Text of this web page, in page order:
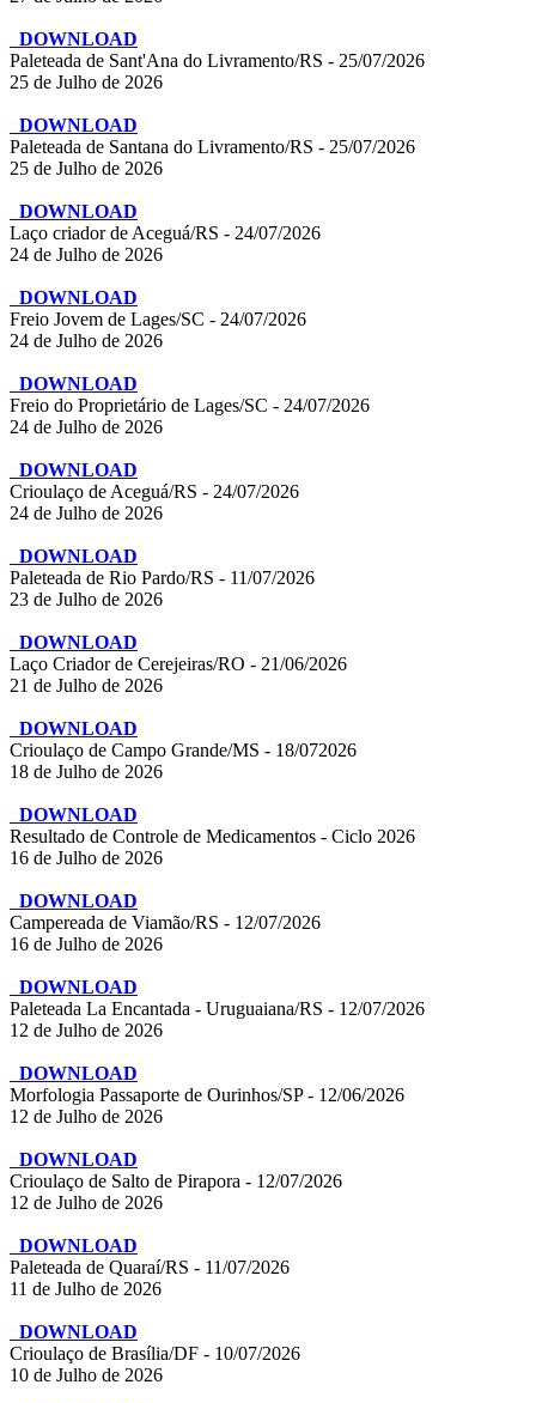
DOWNLOAD
Paleteada de Sant'Ana do Livramento/RS - 25/07/2026
25 de Julho de 2026
DOWNLOAD
Paleteada de Santana do Livramento/RS - 25/07/2026
25 de Julho de 2026
DOWNLOAD
Laço criador de Aceguá/RS - 24/07/2026
24 de Julho de 2026
DOWNLOAD
Freio Jovem de Lages/SC - 24/07/2026
24 de Julho de 2026
DOWNLOAD
Freio do Proprietário de Lages/SC - 24/07/2026
24 de Julho de 2026
DOWNLOAD
Crioulaço de Aceguá/RS - 24/07/2026
24 de Julho de 2026
DOWNLOAD
Paleteada de Rio Pardo/RS - 11/07/2026
23 de Julho de 2026
DOWNLOAD
Laço Criador de Cerejeiras/RO - 21/06/2026
21 de Julho de 2026
DOWNLOAD
Crioulaço de Campo Grande/MS - 18/072026
18 de Julho de 2026
DOWNLOAD
Resultado de Controle de Medicamentos - Ciclo 2026
16 de Julho de 2026
DOWNLOAD
Campereada de Viamão/RS - 12/07/2026
16 de Julho de 2026
DOWNLOAD
Paleteada La Encantada - Uruguaiana/RS - 12/07/2026
12 de Julho de 2026
DOWNLOAD
Morfologia Passaporte de Ourinhos/SP - 12/06/2026
12 de Julho de 2026
DOWNLOAD
Crioulaço de Salto de Pirapora - 12/07/2026
12 de Julho de 2026
DOWNLOAD
Paleteada de Quaraí/RS - 11/07/2026
11 de Julho de 2026
DOWNLOAD
Crioulaço de Brasília/DF - 10/07/2026
10 de Julho de 2026